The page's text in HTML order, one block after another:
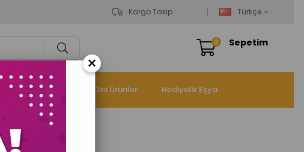
Kargo Takip Türkçe
Sepetim
0
Kampanyalar Dini Ürünler Hediyelik Eşya
×